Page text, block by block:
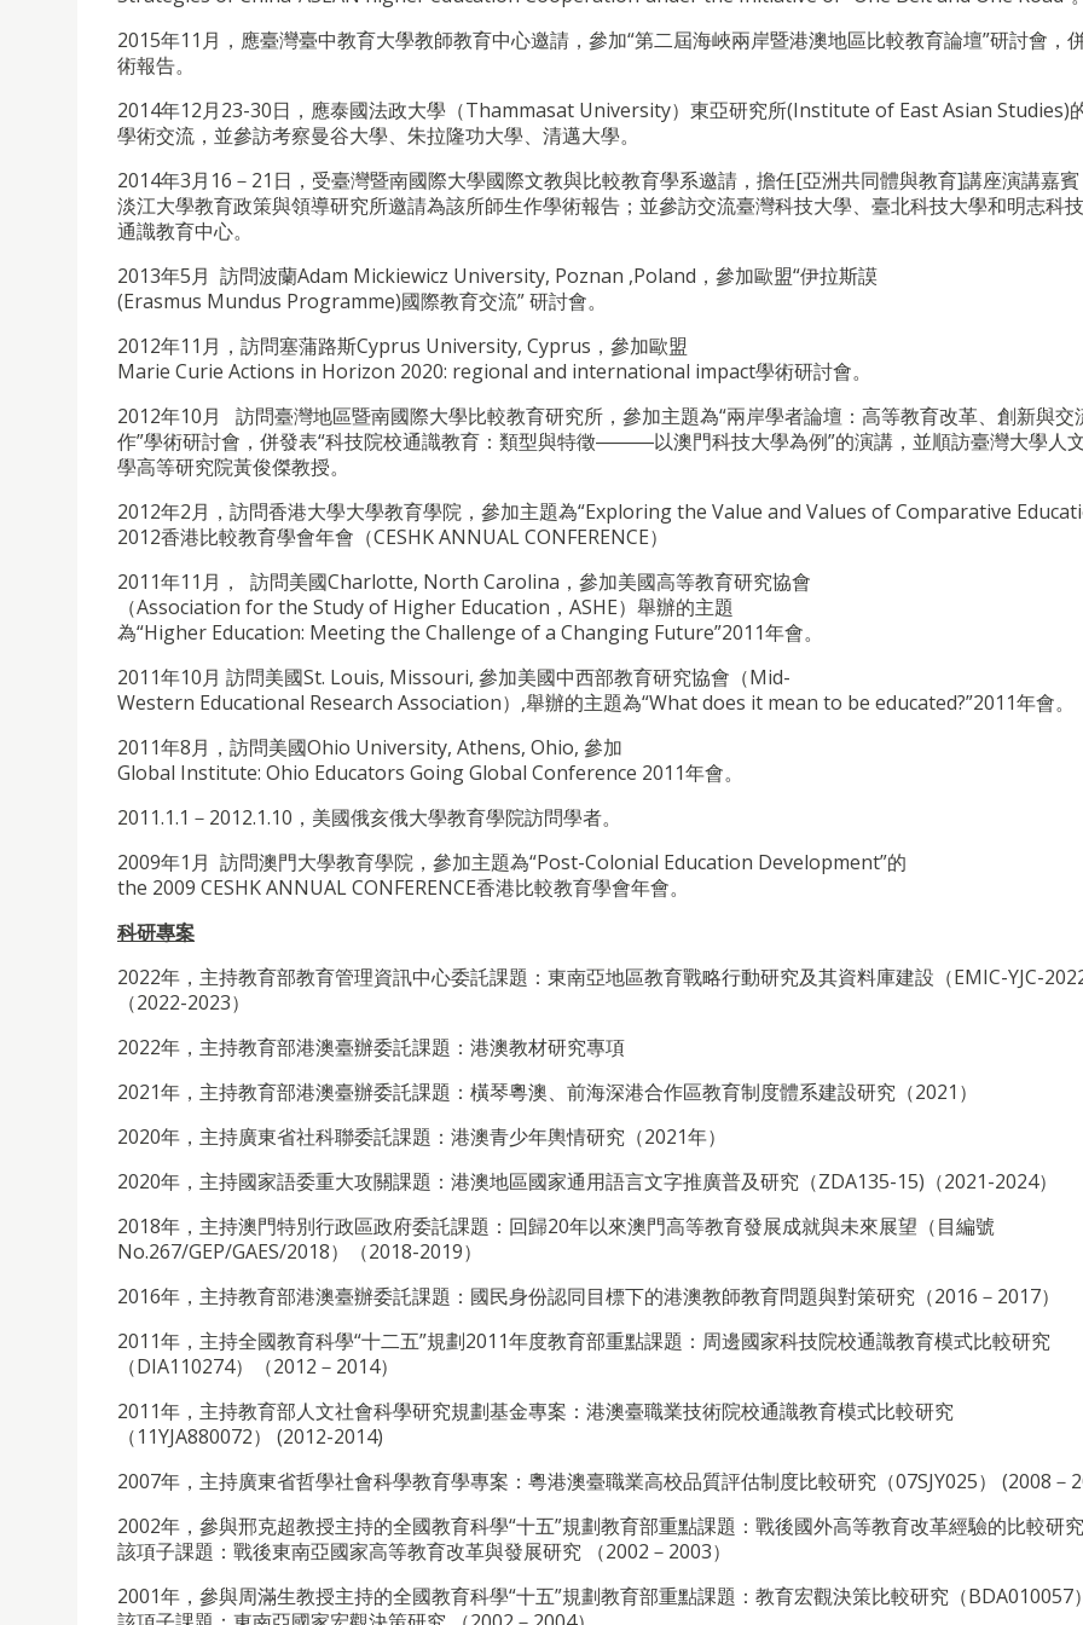
2015年11月，應臺灣臺中教育大學教師教育中心邀請，參加“第二屆海峽兩岸暨港澳地區比較教育論壇”研討會，
術報告。
2014年12月23-30日，應泰國法政大學（Thammasat University）東亞研究所(Institute of East Asian Studies)
學術交流，並參訪考察曼谷大學、朱拉隆功大學、清邁大學。
2014年3月16－21日，受臺灣暨南國際大學國際文教與比較教育學系邀請，擔任[亞洲共同體與教育]講座演講嘉
淡江大學教育政策與領導研究所邀請為該所師生作學術報告；並參訪交流臺灣科技大學、臺北科技大學和明志科
通識教育中心。
2013年5月 訪問波蘭Adam Mickiewicz University, Poznan ,Poland，參加歐盟“伊拉斯謨
(Erasmus Mundus Programme)國際教育交流” 研討會。
2012年11月，訪問塞蒲路斯Cyprus University, Cyprus，參加歐盟
Marie Curie Actions in Horizon 2020: regional and international impact學術研討會。
2012年10月 訪問臺灣地區暨南國際大學比較教育研究所，參加主題為“兩岸學者論壇：高等教育改革、創新與交
作”學術研討會，併發表“科技院校通識教育：類型與特徵―――以澳門科技大學為例”的演講，並順訪臺灣大學人
學高等研究院黃俊傑教授。
2012年2月，訪問香港大學大學教育學院，參加主題為“Exploring the Value and Values of Comparative
2012香港比較教育學會年會（CESHK ANNUAL CONFERENCE）
2011年11月， 訪問美國Charlotte, North Carolina，參加美國高等教育研究協會
（Association for the Study of Higher Education，ASHE）舉辦的主題
為“Higher Education: Meeting the Challenge of a Changing Future”2011年會。
2011年10月 訪問美國St. Louis, Missouri, 參加美國中西部教育研究協會（Mid-
Western Educational Research Association）,舉辦的主題為“What does it mean to be educated?”2011年會。
2011年8月，訪問美國Ohio University, Athens, Ohio, 參加
Global Institute: Ohio Educators Going Global Conference 2011年會。
2011.1.1－2012.1.10，美國俄亥俄大學教育學院訪問學者。
2009年1月 訪問澳門大學教育學院，參加主題為“Post-Colonial Education Development”的
the 2009 CESHK ANNUAL CONFERENCE香港比較教育學會年會。
科研專案
2022年，主持教育部教育管理資訊中心委託課題：東南亞地區教育戰略行動研究及其資料庫建設（EMIC-YJC-
（2022-2023）
2022年，主持教育部港澳臺辦委託課題：港澳教材研究專項
2021年，主持教育部港澳臺辦委託課題：橫琴粵澳、前海深港合作區教育制度體系建設研究（2021）
2020年，主持廣東省社科聯委託課題：港澳青少年輿情研究（2021年）
2020年，主持國家語委重大攻關課題：港澳地區國家通用語言文字推廣普及研究（ZDA135-15)（2021-2024）
2018年，主持澳門特別行政區政府委託課題：回歸20年以來澳門高等教育發展成就與未來展望（目編號
No.267/GEP/GAES/2018）（2018-2019）
2016年，主持教育部港澳臺辦委託課題：國民身份認同目標下的港澳教師教育問題與對策研究（2016－2017）
2011年，主持全國教育科學“十二五”規劃2011年度教育部重點課題：周邊國家科技院校通識教育模式比較研究
（DIA110274）（2012－2014）
2011年，主持教育部人文社會科學研究規劃基金專案：港澳臺職業技術院校通識教育模式比較研究
（11YJA880072） (2012-2014)
2007年，主持廣東省哲學社會科學教育學專案：粵港澳臺職業高校品質評估制度比較研究（07SJY025） (2008－
2002年，參與邢克超教授主持的全國教育科學“十五”規劃教育部重點課題：戰後國外高等教育改革經驗的比較研
該項子課題：戰後東南亞國家高等教育改革與發展研究 （2002－2003）
2001年，參與周滿生教授主持的全國教育科學“十五”規劃教育部重點課題：教育宏觀決策比較研究（BDA010057